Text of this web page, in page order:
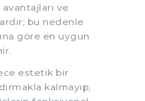
ve
bu nedenle
göre en uygun
estetik bir
kalmayıp,